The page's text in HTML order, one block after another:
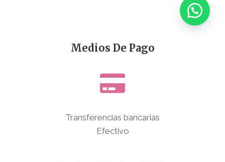
Medios De Pago
Transferencias bancarias
Efectivo